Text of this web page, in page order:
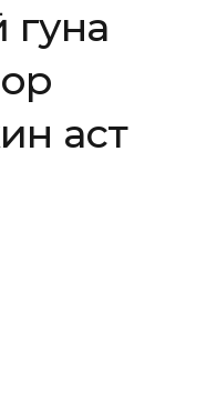
гуна
аст